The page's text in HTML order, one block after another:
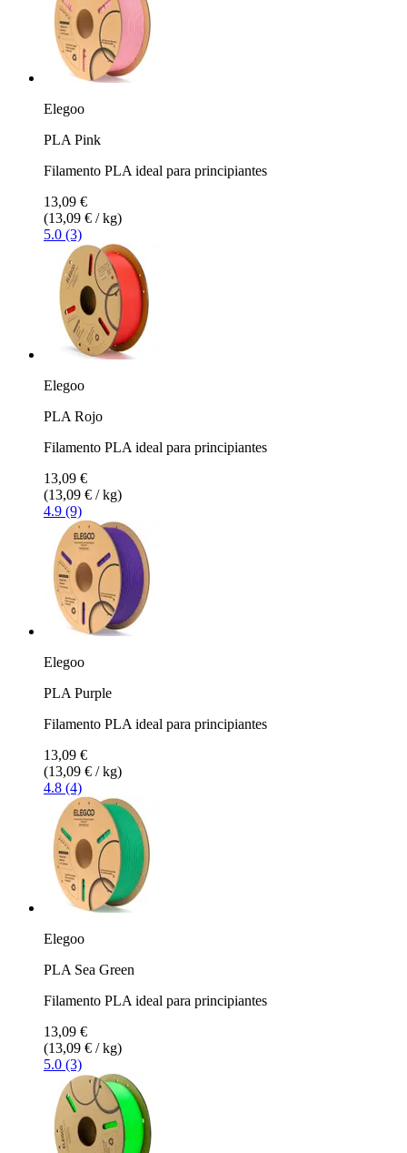
Elegoo
PLA Pink
Filamento PLA ideal para principiantes
13,09 €
(13,09 € / kg)
5.0 (3)
Elegoo
PLA Rojo
Filamento PLA ideal para principiantes
13,09 €
(13,09 € / kg)
4.9 (9)
Elegoo
PLA Purple
Filamento PLA ideal para principiantes
13,09 €
(13,09 € / kg)
4.8 (4)
Elegoo
PLA Sea Green
Filamento PLA ideal para principiantes
13,09 €
(13,09 € / kg)
5.0 (3)